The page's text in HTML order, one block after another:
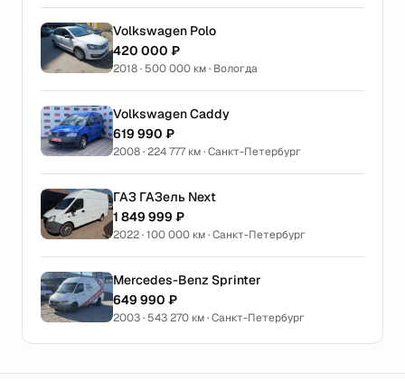
Volkswagen Polo
420 000 ₽
2018 · 500 000 км · Вологда
Volkswagen Caddy
619 990 ₽
2008 · 224 777 км · Санкт-Петербург
ГАЗ ГАЗель Next
1 849 999 ₽
2022 · 100 000 км · Санкт-Петербург
Mercedes-Benz Sprinter
649 990 ₽
2003 · 543 270 км · Санкт-Петербург